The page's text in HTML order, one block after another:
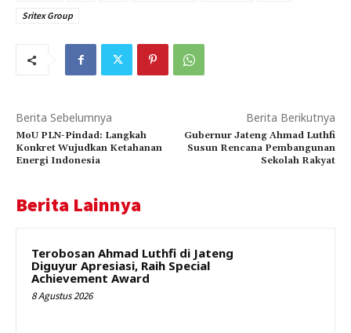
Sritex Group
Berita Sebelumnya
MoU PLN-Pindad: Langkah
Konkret Wujudkan Ketahanan
Energi Indonesia
Berita Berikutnya
Gubernur Jateng Ahmad Luthfi
Susun Rencana Pembangunan
Sekolah Rakyat
Berita Lainnya
Terobosan Ahmad Luthfi di Jateng
Diguyur Apresiasi, Raih Special
Achievement Award
8 Agustus 2026